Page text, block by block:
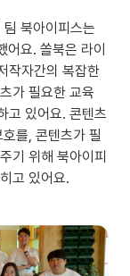
북아이피스는
요. 쏠북은 라이
작자간의 복잡한
가 필요한 교육
고 있어요. 콘텐츠
를, 콘텐츠가 필
기 위해 북아이피
고 있어요.